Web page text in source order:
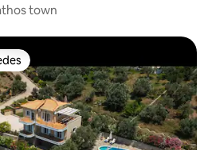
town
dos hóspedes